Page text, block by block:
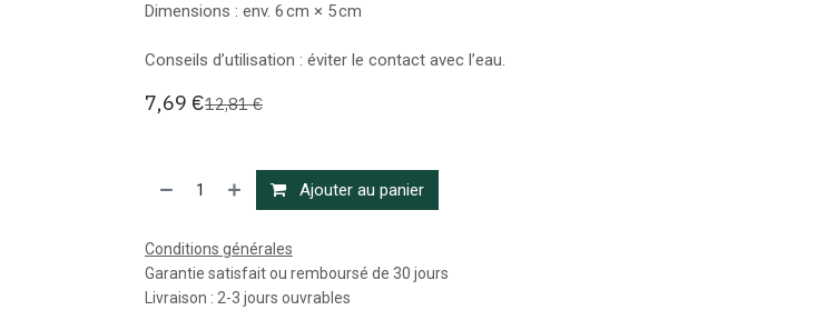
Dimensions : env. 6 cm × 5 cm
Conseils d’utilisation : éviter le contact avec l’eau.
7,69 €12,81€
Ajouter au panier
Conditions générales
Garantie satisfait ou remboursé de 30 jours
Livraison : 2-3 jours ouvrables